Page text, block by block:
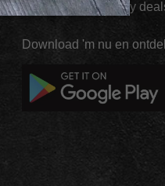
exclusieve App-Only
Download 'm nu en